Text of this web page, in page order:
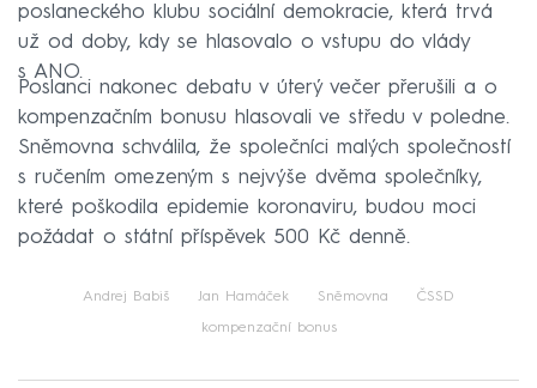
poslaneckého klubu sociální demokracie, která trvá
už od doby, kdy se hlasovalo o vstupu do vlády
s ANO.
Poslanci nakonec debatu v úterý večer přerušili a o
kompenzačním bonusu hlasovali ve středu v poledne.
Sněmovna schválila, že společníci malých společností
s ručením omezeným s nejvýše dvěma společníky,
které poškodila epidemie koronaviru, budou moci
požádat o státní příspěvek 500 Kč denně.
Andrej Babiš Jan Hamáček Sněmovna ČSSD
kompenzační bonus